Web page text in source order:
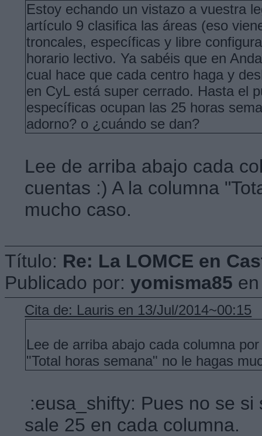
Estoy echando un vistazo a vuestra
artículo 9 clasifica las áreas (eso
troncales, específicas y libre
horario lectivo. Ya sabéis que en
cual hace que cada centro haga y
en CyL está super cerrado. Hasta el
específicas ocupan las 25 horas
adorno? o ¿cuándo se dan?
Lee de arriba abajo cada
cuentas :) A la columna
mucho caso.
Título: Re: La LOMCE en
Publicado por: yomisma85
Cita de: Lauris en 13/Jul/2014~00:15
Lee de arriba abajo cada columna
"Total horas semana" no le hagas
:eusa_shifty: Pues no se
sale 25 en cada columna.